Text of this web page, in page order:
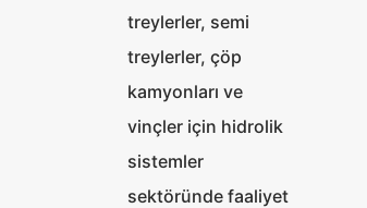
treylerler, semi
treylerler, çöp
kamyonları ve
vinçler için hidrolik
sistemler
sektöründe faaliyet